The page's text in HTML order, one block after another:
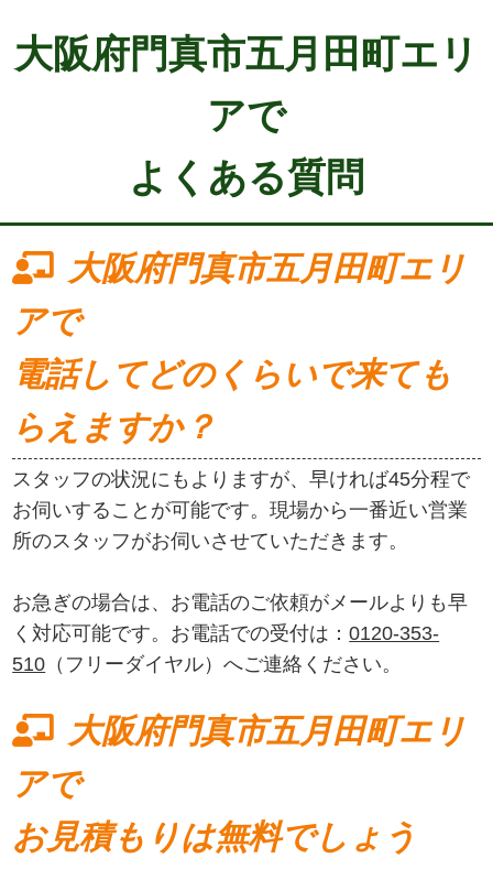
大阪府門真市五月田町エリ
アで
よくある質問
大阪府門真市五月田町エリ
アで
電話してどのくらいで来ても
らえますか？
スタッフの状況にもよりますが、早ければ45分程で
お伺いすることが可能です。現場から一番近い営業
所のスタッフがお伺いさせていただきます。
お急ぎの場合は、お電話のご依頼がメールよりも早
く対応可能です。お電話での受付は：0120-353-
510 （フリーダイヤル）へご連絡ください。
大阪府門真市五月田町エリ
アで
お見積もりは無料でしょう